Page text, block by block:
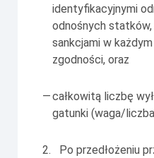
identyfikacyjnymi
odnośnych
sankcjami w
zgodności, oraz
—całkowitą liczbę
gatunki (waga/
2. Po przedłożeniu